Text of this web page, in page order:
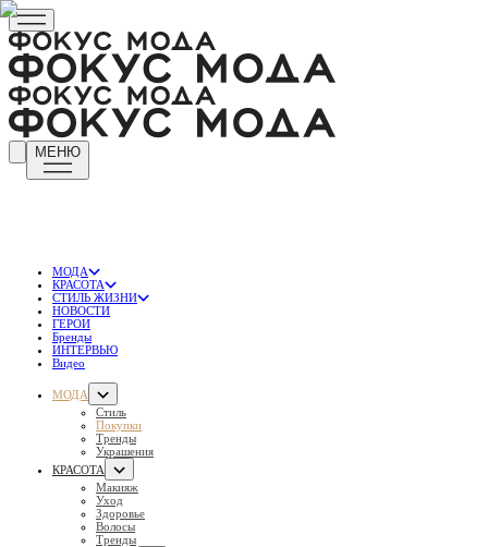
МЕНЮ
МОДА
КРАСОТА
СТИЛЬ ЖИЗНИ
НОВОСТИ
ГЕРОИ
Бренды
ИНТЕРВЬЮ
Видео
МОДА
Стиль
Покупки
Тренды
Украшения
КРАСОТА
Макияж
Уход
Здоровье
Волосы
Тренды